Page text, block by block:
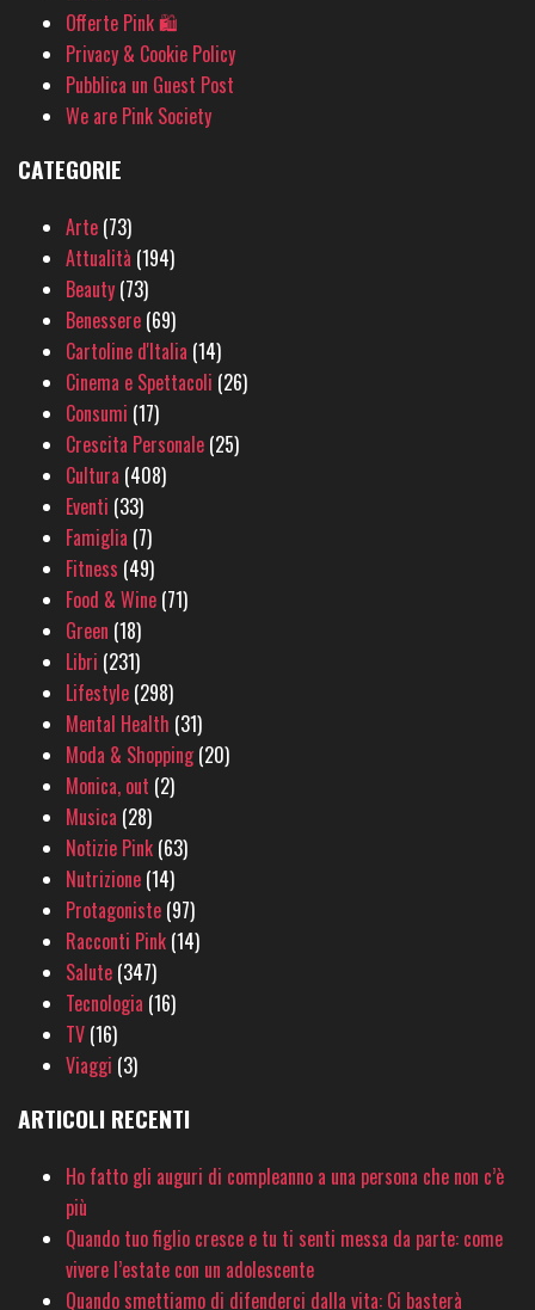
Offerte Pink 🛍
Privacy & Cookie Policy
Pubblica un Guest Post
We are Pink Society
CATEGORIE
Arte (73)
Attualità (194)
Beauty (73)
Benessere (69)
Cartoline d'Italia (14)
Cinema e Spettacoli (26)
Consumi (17)
Crescita Personale (25)
Cultura (408)
Eventi (33)
Famiglia (7)
Fitness (49)
Food & Wine (71)
Green (18)
Libri (231)
Lifestyle (298)
Mental Health (31)
Moda & Shopping(20)
Monica, out (2)
Musica (28)
Notizie Pink (63)
Nutrizione (14)
Protagoniste (97)
Racconti Pink (14)
Salute (347)
Tecnologia (16)
TV (16)
Viaggi (3)
ARTICOLI RECENTI
Ho fatto gli auguri di compleanno a una persona che non c’è
più
Quando tuo figlio cresce e tu ti senti messa da parte: come
vivere l’estate con un adolescente
Quando smettiamo di difenderci dalla vita: Ci basterà